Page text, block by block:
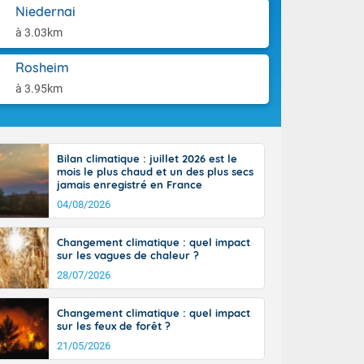
Niedernai
à 3.03km
Rosheim
à 3.95km
de-
sont
sont
un peu
du pays,
est le
salve
de bons
vent,
les deux
entre 11
sur les
l'intérieur
vallée de
Bilan climatique : juillet 2026 est le
mois le plus chaud et un des plus secs
jamais enregistré en France
04/08/2026
Changement climatique : quel impact
sur les vagues de chaleur ?
28/07/2026
Changement climatique : quel impact
sur les feux de forêt ?
21/05/2026